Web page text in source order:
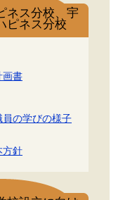
ネス分校、宇
ピネス分校
画書
員の学びの様子
方針